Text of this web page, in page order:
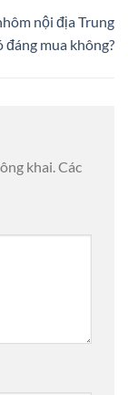
nội địa Trung
đáng mua không?
khai.Các